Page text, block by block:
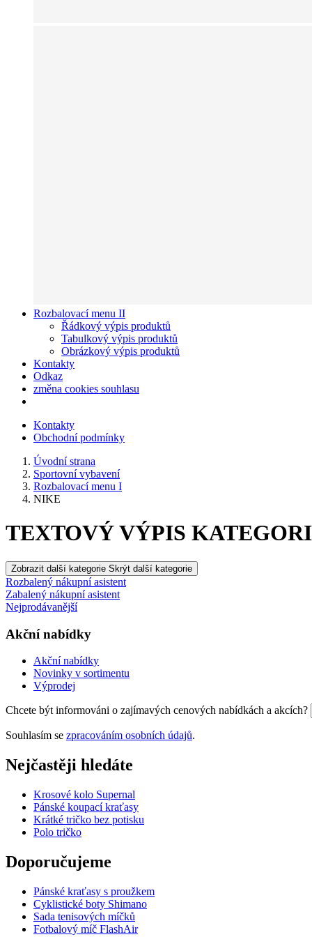
Rozbalovací menu II
Řádkový výpis produktů
Tabulkový výpis produktů
Obrázkový výpis produktů
Kontakty
Odkaz
změna cookies souhlasu
Kontakty
Obchodní podmínky
Úvodní strana
Sportovní vybavení
Rozbalovací menu I
NIKE
TEXTOVÝ VÝPIS
Zobrazit další kategorie Skrýt další kategorie
Rozbalený nákupní asistent
Zabalený nákupní asistent
Nejprodávanější
Akční nabídky
Akční nabídky
Novinky v sortimentu
Výprodej
Chcete být informováni o zajímavých cenových nabídkách a akcích?
Souhlasím se zpracováním osobních údajů.
Nejčastěji hledáte
Krosové kolo Supernal
Pánské koupací kraťasy
Krátké tričko bez potisku
Polo tričko
Doporučujeme
Pánské kraťasy s proužkem
Cyklistické boty Shimano
Sada tenisových míčků
Fotbalový míč FlashAir